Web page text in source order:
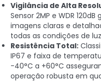
Vigilância de Alta
Sensor 2MP e WDR
imagens claras e
todas as condições de
Resistência Total:
IP67 e faixa de
-40°C a +60°C
operação robusta em